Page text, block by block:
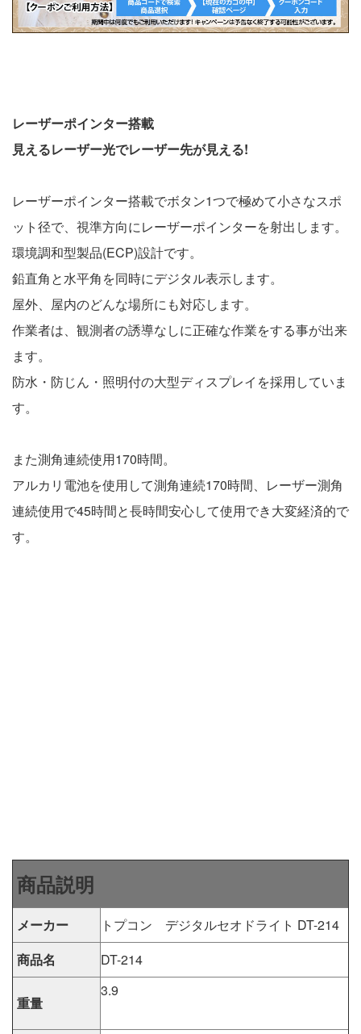
レーザーポインター搭載
見えるレーザー光でレーザー先が見える!
レーザーポインター搭載でボタン1つで極めて小さなスポ
ット径で、視準方向にレーザーポインターを射出します。
環境調和型製品(ECP)設計です。
鉛直角と水平角を同時にデジタル表示します。
屋外、屋内のどんな場所にも対応します。
作業者は、観測者の誘導なしに正確な作業をする事が出来
ます。
防水・防じん・照明付の大型ディスプレイを採用していま
す。
また測角連続使用170時間。
アルカリ電池を使用して測角連続170時間、レーザー測角
連続使用で45時間と長時間安心して使用でき大変経済的で
す。
商品説明
メーカー
トプコン デジタルセオドライト DT-214
商品名
DT-214
重量
3.9